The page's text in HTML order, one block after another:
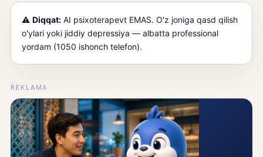
⚠️ Diqqat: AI psixoterapevt EMAS. O'z joniga qasd qilish
o'ylari yoki jiddiy depressiya — albatta professional
yordam (1050 ishonch telefon).
REKLAMA